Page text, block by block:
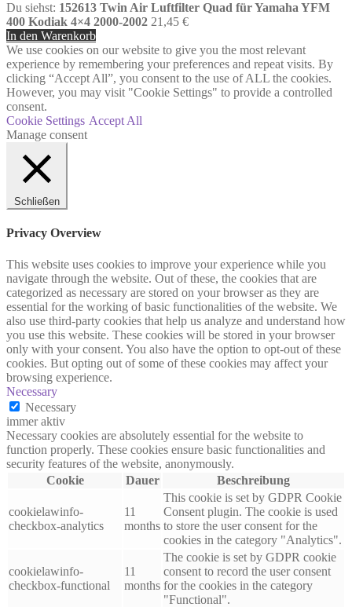
Du siehst: 152613 Twin Air Luftfilter Quad für Yamaha YFM
400 Kodiak 4×4 2000-2002 21,45 €
In den Warenkorb
We use cookies on our website to give you the most relevant
experience by remembering your preferences and repeat visits. By
clicking “Accept All”, you consent to the use of ALL the cookies.
However, you may visit "Cookie Settings" to provide a controlled
consent.
Cookie Settings Accept All
Manage consent
Schließen
Privacy Overview
This website uses cookies to improve your experience while you
navigate through the website. Out of these, the cookies that are
categorized as necessary are stored on your browser as they are
essential for the working of basic functionalities of the website. We
also use third-party cookies that help us analyze and understand how
you use this website. These cookies will be stored in your browser
only with your consent. You also have the option to opt-out of these
cookies. But opting out of some of these cookies may affect your
browsing experience.
Necessary
Necessary
immer aktiv
Necessary cookies are absolutely essential for the website to
function properly. These cookies ensure basic functionalities and
security features of the website, anonymously.
Cookie
Dauer Beschreibung
cookielawinfo-
checkbox-analytics
11
months
This cookie is set by GDPR Cookie
Consent plugin. The cookie is used
to store the user consent for the
cookies in the category "Analytics".
cookielawinfo-
checkbox-functional
11
months
The cookie is set by GDPR cookie
consent to record the user consent
for the cookies in the category
"Functional".